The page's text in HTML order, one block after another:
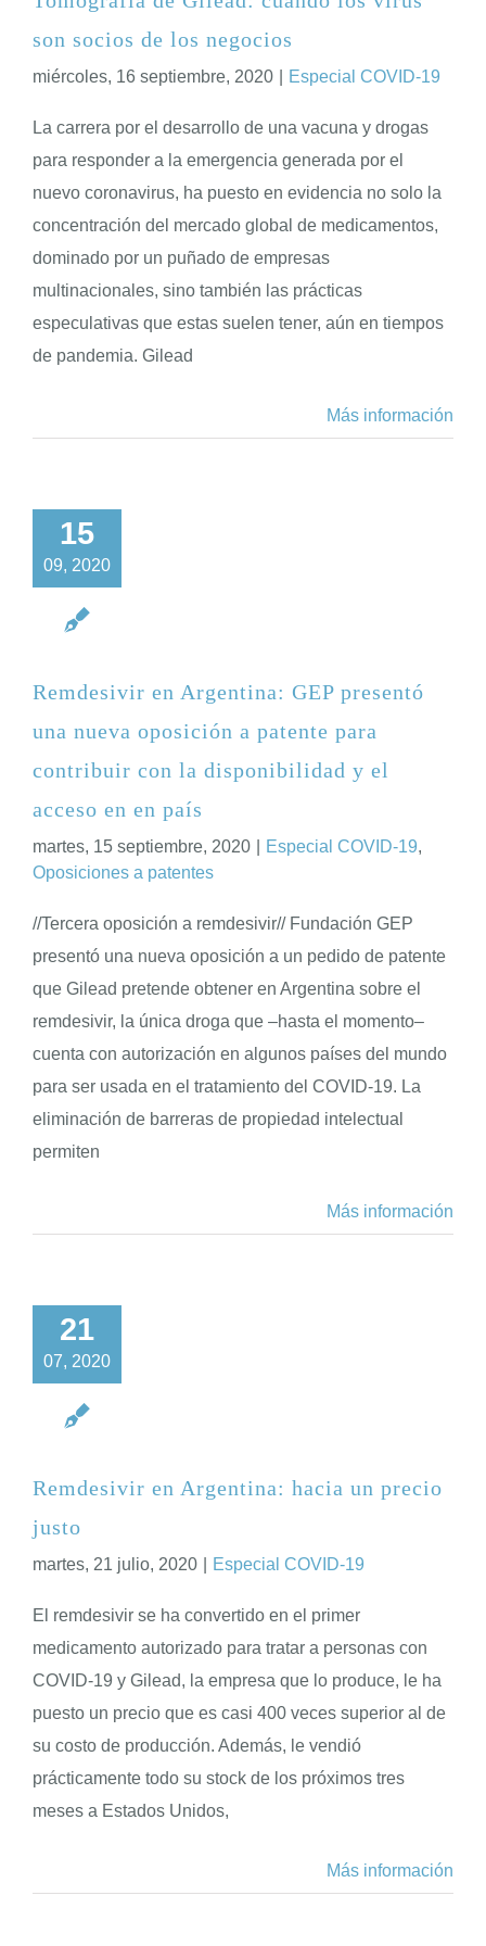
ENGLISH
son socios de los negocios
miércoles, 16 septiembre, 2020 Especial COVID-19
La carrera por el desarrollo de una vacuna y drogas
para responder a la emergencia generada por el
nuevo coronavirus, ha puesto en evidencia no solo la
concentración del mercado global de medicamentos,
dominado por un puñado de empresas
multinacionales, sino también las prácticas
especulativas que estas suelen tener, aún en tiempos
de pandemia. Gilead
Más información
15
09, 2020
Remdesivir en Argentina: GEP presentó
una nueva oposición a patente para
contribuir con la disponibilidad y el
acceso en en país
martes, 15 septiembre, 2020 Especial COVID-19,
Oposiciones a patentes
//Tercera oposición a remdesivir// Fundación GEP
presentó una nueva oposición a un pedido de patente
que Gilead pretende obtener en Argentina sobre el
remdesivir, la única droga que –hasta el momento–
cuenta con autorización en algunos países del mundo
para ser usada en el tratamiento del COVID-19. La
eliminación de barreras de propiedad intelectual
permiten
Más información
21
07, 2020
Remdesivir en Argentina: hacia un precio
justo
martes, 21 julio, 2020 Especial COVID-19
El remdesivir se ha convertido en el primer
medicamento autorizado para tratar a personas con
COVID-19 y Gilead, la empresa que lo produce, le ha
puesto un precio que es casi 400 veces superior al de
su costo de producción. Además, le vendió
prácticamente todo su stock de los próximos tres
meses a Estados Unidos,
Más información